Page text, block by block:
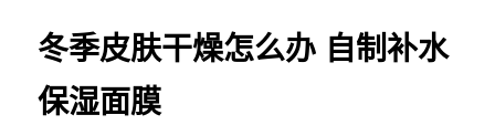
航
冬季皮肤干燥怎么办 自制补水
保湿面膜